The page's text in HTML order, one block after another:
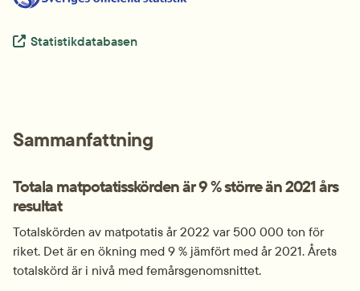
Extern länk.
Statistikdatabasen
Sammanfattning
Totala matpotatisskörden är 9 % större än 2021 års
resultat
Totalskörden av matpotatis år 2022 var 500 000 ton för
riket. Det är en ökning med 9 % jämfört med år 2021. Årets
totalskörd är i nivå med femårs­genom­snittet.